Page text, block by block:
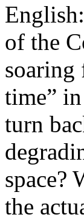
of the
soaring
time”
turn
space?
the